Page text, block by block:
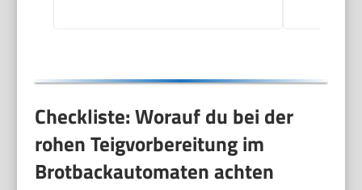
Checkliste: Worauf du bei der
rohen Teigvorbereitung im
Brotbackautomaten achten